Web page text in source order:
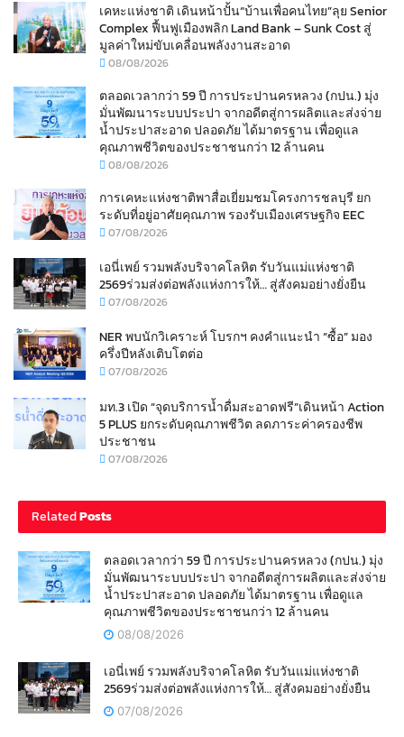
เคหะแห่งชาติ เดินหน้าปั้น“บ้านเพื่อคนไทย”ลุย Senior
Complex ฟื้นฟูเมืองพลิก Land Bank – Sunk Cost สู่
มูลค่าใหม่ขับเคลื่อนพลังงานสะอาด
08/08/2026
ตลอดเวลากว่า 59 ปี การประปานครหลวง (กปน.) มุ่ง
มั่นพัฒนาระบบประปา จากอดีตสู่การผลิตและส่งจ่าย
น้ำประปาสะอาด ปลอดภัย ได้มาตรฐาน เพื่อดูแล
คุณภาพชีวิตของประชาชนกว่า 12 ล้านคน
08/08/2026
การเคหะแห่งชาติพาสื่อเยี่ยมชมโครงการชลบุรี ยก
ระดับที่อยู่อาศัยคุณภาพ รองรับเมืองเศรษฐกิจ EEC
07/08/2026
เอนี่เพย์ รวมพลังบริจาคโลหิต รับวันแม่แห่งชาติ
2569ร่วมส่งต่อพลังแห่งการให้… สู่สังคมอย่างยั่งยืน
07/08/2026
NER พบนักวิเคราะห์ โบรกฯ คงคำแนะนำ “ซื้อ” มอง
ครึ่งปีหลังเติบโตต่อ
07/08/2026
มท.3 เปิด “จุดบริการน้ำดื่มสะอาดฟรี”เดินหน้า Action
5 PLUS ยกระดับคุณภาพชีวิต ลดภาระค่าครองชีพ
ประชาชน
07/08/2026
RelatedPosts
ตลอดเวลากว่า 59 ปี การประปานครหลวง (กปน.) มุ่ง
มั่นพัฒนาระบบประปา จากอดีตสู่การผลิตและส่งจ่าย
น้ำประปาสะอาด ปลอดภัย ได้มาตรฐาน เพื่อดูแล
คุณภาพชีวิตของประชาชนกว่า 12 ล้านคน
08/08/2026
เอนี่เพย์ รวมพลังบริจาคโลหิต รับวันแม่แห่งชาติ
2569ร่วมส่งต่อพลังแห่งการให้… สู่สังคมอย่างยั่งยืน
07/08/2026